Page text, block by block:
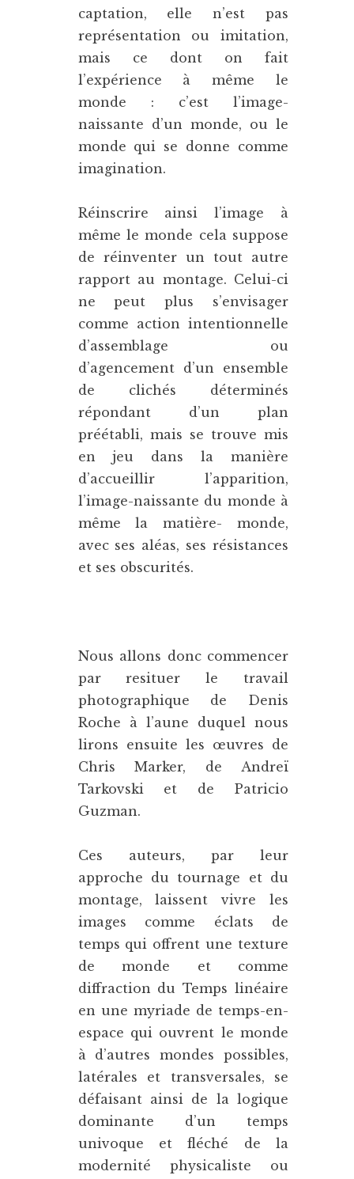
captation, elle n’est pas
représentation ou imitation,
mais ce dont on fait
l’expérience à même le
monde : c’est l’image-
naissante d’un monde, ou le
monde qui se donne comme
imagination.
Réinscrire ainsi l’image à
même le monde cela suppose
de réinventer un tout autre
rapport au montage. Celui-ci
ne peut plus s’envisager
comme action intentionnelle
d’assemblage ou
d’agencement d’un ensemble
de clichés déterminés
répondant d’un plan
préétabli, mais se trouve mis
en jeu dans la manière
d’accueillir l’apparition,
l’image-naissante du monde à
même la matière- monde,
avec ses aléas, ses résistances
et ses obscurités.
Nous allons donc commencer
par resituer le travail
photographique de Denis
Roche à l’aune duquel nous
lirons ensuite les œuvres de
Chris Marker, de Andreï
Tarkovski et de Patricio
Guzman.
Ces auteurs, par leur
approche du tournage et du
montage, laissent vivre les
images comme éclats de
temps qui offrent une texture
de monde et comme
diffraction du Temps linéaire
en une myriade de temps-en-
espace qui ouvrent le monde
à d’autres mondes possibles,
latérales et transversales, se
défaisant ainsi de la logique
dominante d’un temps
univoque et fléché de la
modernité physicaliste ou